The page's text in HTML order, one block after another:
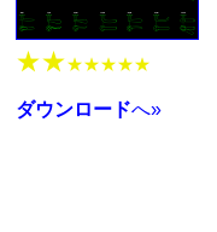
★★★★★★★
ダウンロードへ»